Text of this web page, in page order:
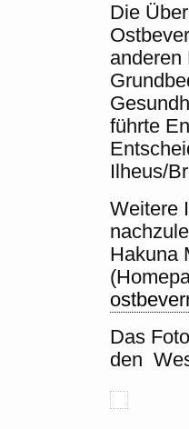
Die
anderen
führte
Ilheus/
Weitere
Hakuna
Das
den